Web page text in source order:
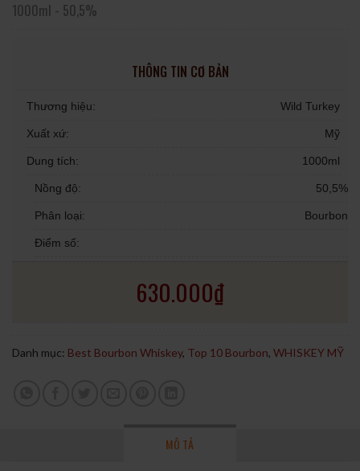
1000ml - 50,5%
THÔNG TIN CƠ BẢN
Thương hiệu: Wild Turkey
Xuất xứ: Mỹ
Dung tích: 1000ml
Nồng độ: 50,5%
Phân loại: Bourbon
Điểm số:
630.000₫
Danh mục: Best Bourbon Whiskey, Top 10 Bourbon, WHISKEY MỸ
MÔ TẢ